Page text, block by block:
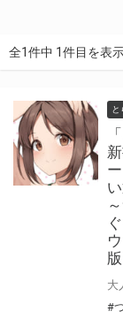
全1件中 1件目を表
#